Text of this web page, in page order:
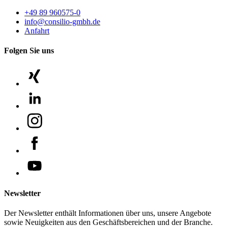
+49 89 960575-0
info@consilio-gmbh.de
Anfahrt
Folgen Sie uns
Newsletter
Der Newsletter enthält Informationen über uns, unsere Angebote
sowie Neuigkeiten aus den Geschäftsbereichen und der Branche.